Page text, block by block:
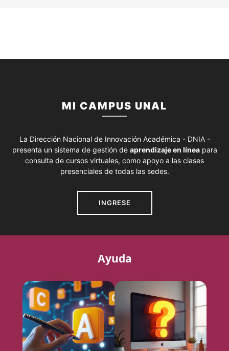
MI CAMPUS UNAL
La Dirección Nacional de Innovación Académica - DNIA -
presenta un sistema de gestión de aprendizaje en líneapara
consulta de cursos virtuales, como apoyo a las clases
presenciales de todas las sedes.
INGRESE
Ayuda